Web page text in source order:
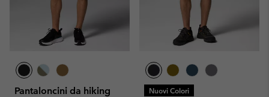
Pantaloncini da hiking
Nuovi Colori